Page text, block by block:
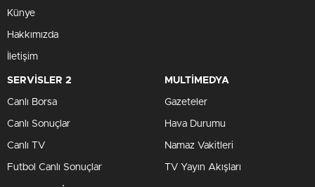
Künye
Hakkımızda
İletişim
SERVİSLER 2
Canlı Borsa
Canlı Sonuçlar
Canlı TV
Futbol Canlı Sonuçlar
MULTİMEDYA
Gazeteler
Hava Durumu
Namaz Vakitleri
TV Yayın Akışları